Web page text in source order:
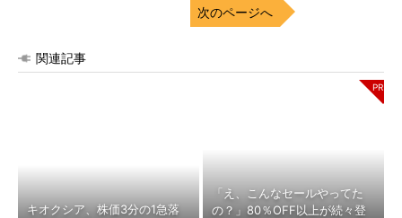
次のページへ
関連記事
キオクシア、株価3分の1急落
「え、こんなセールやってた
の？」80％OFF以上が続々登